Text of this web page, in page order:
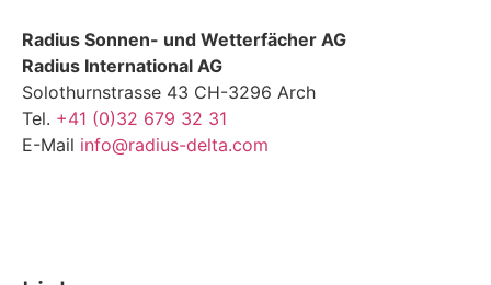
Radius Sonnen- und Wetterfächer AG
Radius International AG
Solothurnstrasse 43 CH-3296 Arch
Tel. +41 (0)32 679 32 31
E-Mail info@radius-delta.com